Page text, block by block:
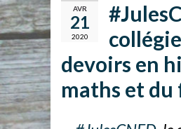
AVR
21
2020
devoirs en
maths et du